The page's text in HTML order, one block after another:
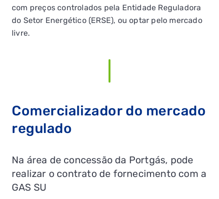
com preços controlados pela Entidade Reguladora
do Setor Energético (ERSE), ou optar pelo mercado
livre.
Comercializador do mercado
regulado
Na área de concessão da Portgás, pode
realizar o contrato de fornecimento com a
GAS SU